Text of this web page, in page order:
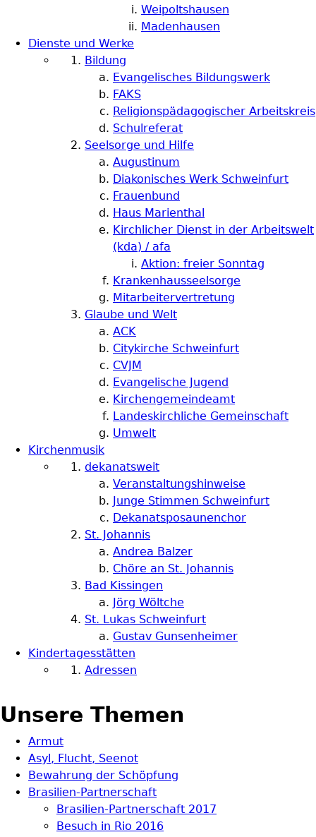
Weipoltshausen
Madenhausen
Dienste und Werke
Bildung
Evangelisches Bildungswerk
FAKS
Religionspädagogischer Arbeitskreis
Schulreferat
Seelsorge und Hilfe
Augustinum
Diakonisches Werk Schweinfurt
Frauenbund
Haus Marienthal
Kirchlicher Dienst in der Arbeitswelt
(kda) / afa
Aktion: freier Sonntag
Krankenhausseelsorge
Mitarbeitervertretung
Glaube und Welt
ACK
Citykirche Schweinfurt
CVJM
Evangelische Jugend
Kirchengemeindeamt
Landeskirchliche Gemeinschaft
Umwelt
Kirchenmusik
dekanatsweit
Veranstaltungshinweise
Junge Stimmen Schweinfurt
Dekanatsposaunenchor
St. Johannis
Andrea Balzer
Chöre an St. Johannis
Bad Kissingen
Jörg Wöltche
St. Lukas Schweinfurt
Gustav Gunsenheimer
Kindertagesstätten
Adressen
Unsere Themen
Armut
Asyl, Flucht, Seenot
Bewahrung der Schöpfung
Brasilien-Partnerschaft
Brasilien-Partnerschaft 2017
Besuch in Rio 2016